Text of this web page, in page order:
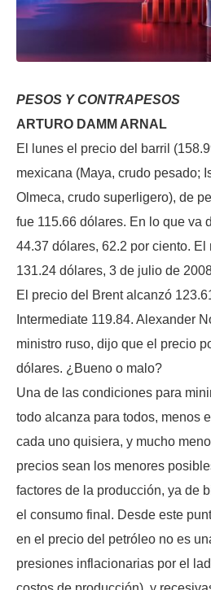
PESOS Y CONTRAPESOS
ARTURO DAMM ARNAL
El lunes el precio del barril
mexicana (Maya, crudo pesado;
Olmeca, crudo superligero), de
fue 115.66 dólares. En lo que va
44.37 dólares, 62.2 por ciento.
131.24 dólares, 3 de julio de
El precio del Brent alcanzó
Intermediate 119.84. Alexander
ministro ruso, dijo que el precio
dólares. ¿Bueno o malo?
Una de las condiciones para
todo alcanza para todos, menos
cada uno quisiera, y mucho
precios sean los menores
factores de la producción, ya de
el consumo final. Desde este
en el precio del petróleo no es
presiones inflacionarias por el